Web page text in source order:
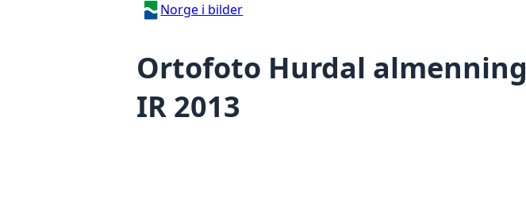
Norge i bilder
Ortofoto Hurdal almenning
IR 2013